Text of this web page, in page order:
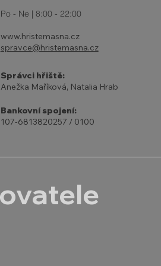
Po - Ne | 8:00 - 22:00
www.hristemasna.cz
spravce@hristemasna.cz
Správci hřiště:
Anežka Maříková, Natalia Hrab
Bankovní spojení:
107-6813820257 / 0100